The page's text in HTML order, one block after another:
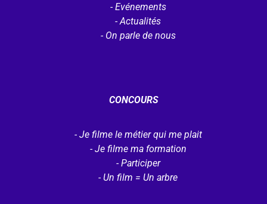
Evénements
Actualités
On parle de nous
CONCOURS
Je filme le métier qui me plait
Je filme ma formation
Participer
Un film = Un arbre